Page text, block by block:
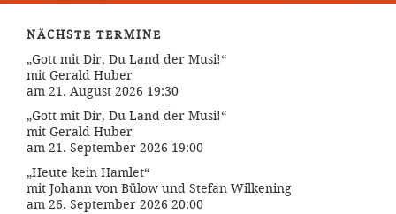
NÄCHSTE TERMINE
„Gott mit Dir, Du Land der Musi!“
mit Gerald Huber
am 21. August 2026 19:30
„Gott mit Dir, Du Land der Musi!“
mit Gerald Huber
am 21. September 2026 19:00
„Heute kein Hamlet“
mit Johann von Bülow und Stefan Wilkening
am 26. September 2026 20:00